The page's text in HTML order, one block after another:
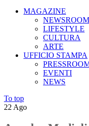
MAGAZINE
NEWSROOM
LIFESTYLE
CULTURA
ARTE
UFFICIO STAMPA
EVENTI
NEWS
To top
22 Ago